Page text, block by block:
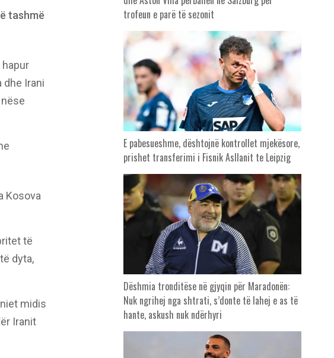
tashmë
Irani
Kosova
të
dyta,
midis
Iranit
trofeun e parë të sezonit
E pabesueshme, dështojnë kontrollet mjekësore,
prishet transferimi i Fisnik Asllanit te Leipzig
Dëshmia tronditëse në gjyqin për Maradonën:
Nuk ngrihej nga shtrati, s’donte të lahej e as të
hante, askush nuk ndërhyri